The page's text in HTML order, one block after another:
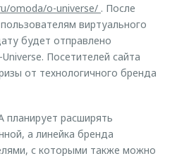
omoda/o-universe/ . После
виртуального
будет отправлено
Посетителей сайта
от технологичного бренда
расширять
а линейка бренда
с которыми также можно